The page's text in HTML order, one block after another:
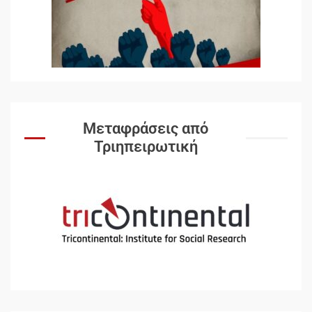
Μεταφράσεις από
Τριηπειρωτική
Μια κριτική εκ των έσω της
βιομηχανίας θεωρίας της
Αποσύνδεση με κινεζικά
Ενότητα της
αντιιμπεριαλιστικής,